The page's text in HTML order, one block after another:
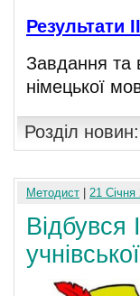
Результати
Завдання та
німецької
Розділ новин:
Методист 21
Відбувся